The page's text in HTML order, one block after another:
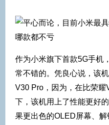
作为小米旗下首款5G手机
常不错的。凭良心说，该
V30 Pro，因为，在比荣
下，该机用上了性能更好
果更出色的OLED屏幕、